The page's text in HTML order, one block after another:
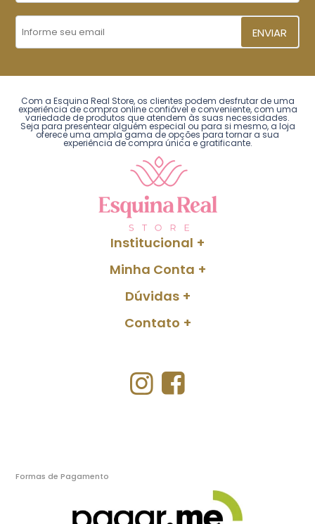
ENVIAR
Com a Esquina Real Store, os clientes podem desfrutar de uma
experiência de compra online confiável e conveniente, com uma
variedade de produtos que atendem às suas necessidades.
Seja para presentear alguém especial ou para si mesmo, a loja
oferece uma ampla gama de opções para tornar a sua
experiência de compra única e gratificante.
Institucional
Minha Conta
Dúvidas
Contato
Formas de Pagamento